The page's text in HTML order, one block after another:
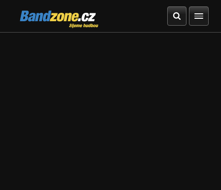
Bandzone.cz
žijeme hudbou